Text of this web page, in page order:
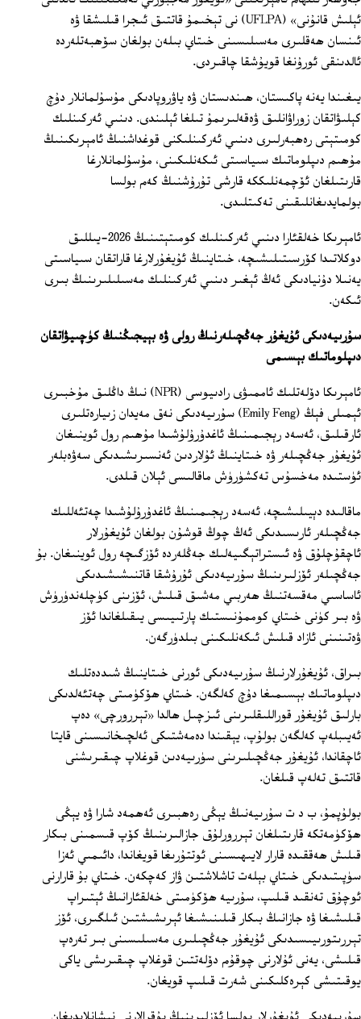
ئېلىش قانۇنى» (UFLPA) نى تېخىمۇ قاتتىق ئىجرا قىلىشقا ۋە
ئىنسان ھەقلىرى مەسىلىسىنى خىتاي بىلەن بولغان سۆھبەتلەردە
ئالدىنقى ئورۇنغا قويۇشقا چاقىردى.
يىغىندا يەنە پاكىستان، ھىندىستان ۋە ياۋروپادىكى مۇسۇلمانلار دۇچ
كېلىۋاتقان زوراۋانلىق ۋەقەلىرىمۇ تىلغا ئېلىندى. دىنىي ئەركىنلىك
كومىتېتى رەھبەرلىرى دىنىي ئەركىنلىكنى قوغداشنىڭ ئامېرىكىنىڭ
مۇھىم دىپلوماتىك سىياسىتى ئىكەنلىكىنى، مۇسۇلمانلارغا
قارىتىلغان ئۆچمەنلىككە قارشى تۇرۇشنىڭ كەم بولسا
بولمايدىغانلىقىنى تەكىتلىدى.
ئامېرىكا خەلقئارا دىنىي ئەركىنلىك كومىتېتىنىڭ 2026-يىللىق
دوكلاتىدا كۆرسىتىلىشىچە، خىتاينىڭ ئۇيغۇرلارغا قاراتقان سىياسىتى
يەنىلا دۇنيادىكى ئەڭ ئېغىر دىنىي ئەركىنلىك مەسىلىلىرىنىڭ بىرى
ئىكەن.
سۇرىيەدىكى ئۇيغۇر جەڭچىلەرنىڭ رولى ۋە بېيجىڭنىڭ كۈچىيۋاتقان
دىپلوماتىك بېسىمى
ئامېرىكا دۆلەتلىك ئاممىۋى رادىيوسى (NPR) نىڭ داڭلىق مۇخبىرى
ئېمىلى فېڭ (Emily Feng) سۇرىيەدىكى نەق مەيدان زىيارەتلىرى
ئارقىلىق، ئەسەد رېجىمىنىڭ ئاغدۇرۇلۇشىدا مۇھىم رول ئوينىغان
ئۇيغۇر جەڭچىلەر ۋە خىتاينىڭ ئۇلاردىن ئەنسىرىشىدىكى سەۋەبلەر
ئۈستىدە مەخسۇس تەكشۈرۈش ماقالىسى ئېلان قىلدى.
ماقالىدە دېيىلىشىچە، ئەسەد رېجىمىنىڭ ئاغدۇرۇلۇشىدا چەتئەللىك
جەڭچىلەر ئارىسىدىكى ئەڭ چوڭ قوشۇن بولغان ئۇيغۇرلار
ئاچقۇچلۇق ۋە ئىستراتېگىيەلىك جەڭلەردە ئۆزگىچە رول ئوينىغان. بۇ
جەڭچىلەر ئۆزلىرىنىڭ سۇرىيەدىكى ئۇرۇشقا قاتنىشىشىدىكى
ئاساسىي مەقسەتنىڭ ھەربىي مەشىق قىلىش، ئۆزىنى كۈچلەندۈرۈش
ۋە بىر كۈنى خىتاي كوممۇنىستىك پارتىيىسى يىقىلغاندا ئۆز
ۋەتىنىنى ئازاد قىلىش ئىكەنلىكىنى بىلدۈرگەن.
بىراق، ئۇيغۇرلارنىڭ سۇرىيەدىكى ئورنى خىتاينىڭ شىددەتلىك
دىپلوماتىك بېسىمىغا دۇچ كەلگەن. خىتاي ھۆكۈمىتى چەتئەلدىكى
بارلىق ئۇيغۇر قوراللىقلىرىنى ئىزچىل ھالدا «تېررورچى» دەپ
ئەيىبلەپ كەلگەن بولۇپ، يېقىندا دەمەشتىكى ئەلچىخانىسىنى قايتا
ئاچقاندا، ئۇيغۇر جەڭچىلىرىنى سۈرىيەدىن قوغلاپ چىقىرىشنى
قاتتىق تەلەپ قىلغان.
بولۇپمۇ، ب د ت سۇرىيەنىڭ يېڭى رەھبىرى ئەھمەد شارا ۋە يېڭى
ھۆكۈمەتكە قارىتىلغان تېررورلۇق جازالىرىنىڭ كۆپ قىسمىنى بىكار
قىلىش ھەققىدە قارار لايىھىسىنى ئوتتۇرىغا قويغاندا، دائىمىي ئەزا
سۈپىتىدىكى خىتاي بېلەت تاشلاشتىن ۋاز كەچكەن. خىتاي بۇ قارارنى
ئوچۇق تەنقىد قىلىپ، سۇرىيە ھۆكۈمىتى خەلقئارانىڭ ئېتىراپ
قىلىشىغا ۋە جازانىڭ بىكار قىلىنىشىغا ئېرىشىشتىن ئىلگىرى، ئۆز
تېررىتورىيىسىدىكى ئۇيغۇر جەڭچىلىرى مەسىلىسىنى بىر تەرەپ
قىلىشى، يەنى ئۇلارنى چوقۇم دۆلەتتىن قوغلاپ چىقىرىشى ياكى
يوقىتىشى كېرەكلىكىنى شەرت قىلىپ قويغان.